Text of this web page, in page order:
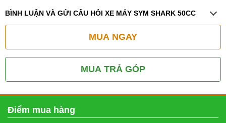
BÌNH LUẬN VÀ GỬI CÂU HỎI XE MÁY SYM SHARK 50CC
MUA NGAY
MUA TRẢ GÓP
Điểm mua hàng